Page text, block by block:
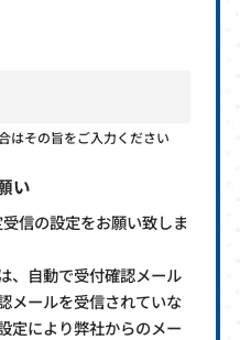
はその旨をご入力ください
い
信の設定をお願い致しま
、自動で受付確認メール
メールを受信されていな
定により弊社からのメー